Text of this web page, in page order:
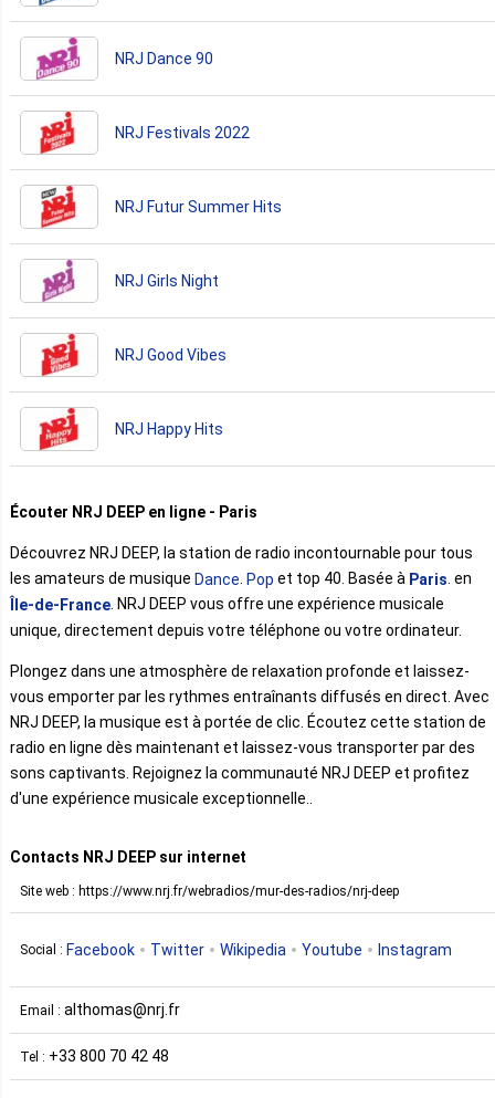
NRJ Dance 90
NRJ Festivals 2022
NRJ Futur Summer Hits
NRJ Girls Night
NRJ Good Vibes
NRJ Happy Hits
Écouter NRJ DEEP en ligne - Paris
Découvrez NRJ DEEP, la station de radio incontournable pour tous
les amateurs de musique Dance Pop et top 40. Basée à Paris . en
Île-de-France. NRJ DEEP vous offre une expérience musicale
unique, directement depuis votre téléphone ou votre ordinateur.
Plongez dans une atmosphère de relaxation profonde et laissez-
vous emporter par les rythmes entraînants diffusés en direct. Avec
NRJ DEEP, la musique est à portée de clic. Écoutez cette station de
radio en ligne dès maintenant et laissez-vous transporter par des
sons captivants. Rejoignez la communauté NRJ DEEP et profitez
d'une expérience musicale exceptionnelle..
Contacts NRJ DEEP sur internet
Site web : https://www.nrj.fr/webradios/mur-des-radios/nrj-deep
Social : Facebook Twitter Wikipedia Youtube Instagram
Email : althomas@nrj.fr
Tel : +33 800 70 42 48